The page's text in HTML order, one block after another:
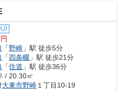
0
「野崎 」駅 徒歩5分
「四条畷 」駅 徒歩21分
「住道 」駅 徒歩36分
/ 20.30㎡
大東市野崎 １丁目10-19